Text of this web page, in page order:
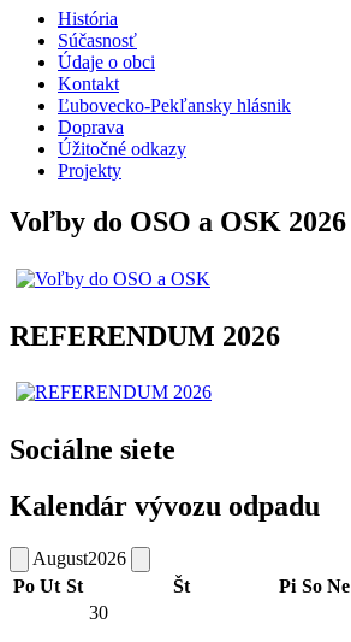
História
Súčasnosť
Údaje o obci
Kontakt
Ľubovecko-Pekľansky hlásnik
Doprava
Úžitočné odkazy
Projekty
Voľby do OSO a OSK 2026
REFERENDUM 2026
Sociálne siete
Kalendár vývozu odpadu
August2026
Po Ut St Št Pi So Ne
30